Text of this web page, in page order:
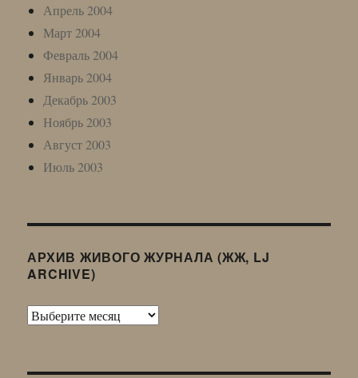
Апрель 2004
Март 2004
Февраль 2004
Январь 2004
Декабрь 2003
Ноябрь 2003
Август 2003
Июль 2003
АРХИВ ЖИВОГО ЖУРНАЛА (ЖЖ, LJ
ARCHIVE)
Архив